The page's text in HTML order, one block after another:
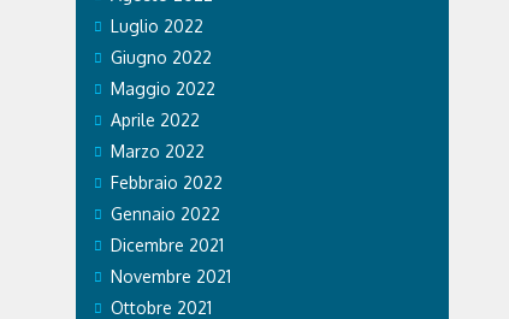
Luglio 2022
Giugno 2022
Maggio 2022
Aprile 2022
Marzo 2022
Febbraio 2022
Gennaio 2022
Dicembre 2021
Novembre 2021
Ottobre 2021